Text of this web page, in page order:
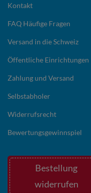
Kontakt
FAQ Häufige Fragen
Versand in die Schweiz
Öffentliche Einrichtungen
Zahlung und Versand
Selbstabholer
Widerrufsrecht
Bewertungsgewinnspiel
Bestellung
widerrufen